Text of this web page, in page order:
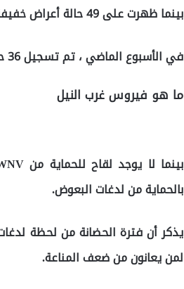
بينما ظهرت على 49 حالة أعراض خفيفة أو لم تظهر عليها أي أعراض.
في الأسبوع الماضي ، تم تسجيل 36 حالة من WNV في اليونان.
ما هو فيروس غرب النيل
بالحماية من لدغات البعوض.
لمن يعانون من ضعف المناعة.